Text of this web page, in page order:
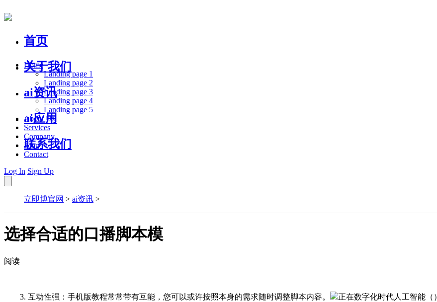
首页
关于我们
ai资讯
ai应用
联系我们
Home
Landing page 1
Landing page 2
Landing page 3
Landing page 4
Landing page 5
About Us
Services
Company
Blog
Contact
Log In Sign Up
立即博官网 > ai资讯 >
选择合适的口播脚本模
阅读
3. 互动性强：手机版教程常常带有互能，您可以或许按照本身的需求随时调整脚本内容。
正在数字化时代人工智能（